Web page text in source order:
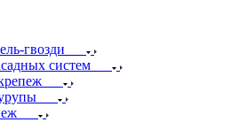
гвозди
систем